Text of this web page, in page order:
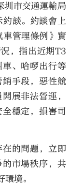
圳市交通運輸局
談。約談會上
管理條例》實
，指出近期T3
、哈啰出行等
手段，惡性競
展非法營運，
穩定，損害司
的問題，立即
市場秩序，共
境。